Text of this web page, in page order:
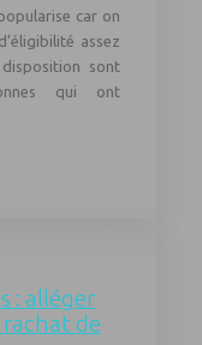
car on
assez
sont
qui ont
: alléger
de